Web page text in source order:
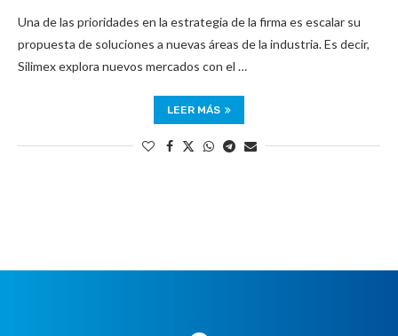
Una de las prioridades en la estrategia de la firma es escalar su
propuesta de soluciones a nuevas áreas de la industria. Es decir,
Silimex explora nuevos mercados con el …
LEER MÁS